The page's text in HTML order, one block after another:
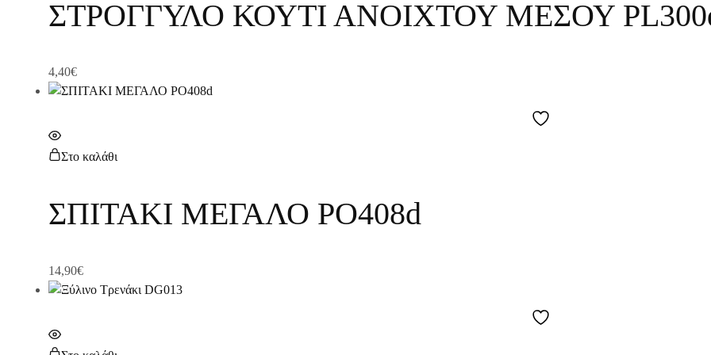
ΣΤΡΟΓΓΥΛΟ ΚΟΥΤΙ ΑΝΟΙΧΤΟΥ ΜΕΣΟΥ
4,40€
Στο καλάθι
ΣΠΙΤΑΚΙ ΜΕΓΑΛΟ PO408d
14,90€